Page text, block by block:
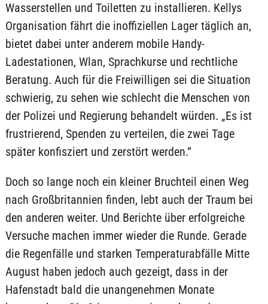
Wasserstellen und Toiletten zu installieren. Kellys
Organisation fährt die inoffiziellen Lager täglich an,
bietet dabei unter anderem mobile Handy-
Ladestationen, Wlan, Sprachkurse und rechtliche
Beratung. Auch für die Freiwilligen sei die Situation
schwierig, zu sehen wie schlecht die Menschen von
der Polizei und Regierung behandelt würden. „Es ist
frustrierend, Spenden zu verteilen, die zwei Tage
später konfisziert und zerstört werden.“
Doch so lange noch ein kleiner Bruchteil einen Weg
nach Großbritannien finden, lebt auch der Traum bei
den anderen weiter. Und Berichte über erfolgreiche
Versuche machen immer wieder die Runde. Gerade
die Regenfälle und starken Temperaturabfälle Mitte
August haben jedoch auch gezeigt, dass in der
Hafenstadt bald die unangenehmen Monate